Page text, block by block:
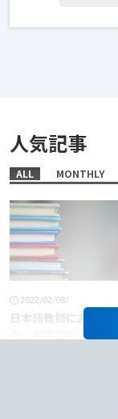
人気記事
ALL MONTHLY
2022/02/08/
日本語教師におすすめ
の、まず読むべき本6